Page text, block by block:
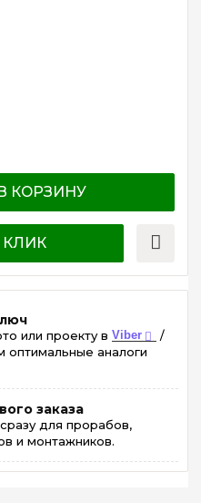
КОРЗИНУ
КЛИК
или проекту в Viber /
оптимальные аналоги
заказа
для прорабов,
и монтажников.